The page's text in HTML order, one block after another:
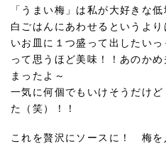
「うまい梅」は私が大好きな低
白ごはんにあわせるというよ
いお皿に１つ盛って出したいっ
って思うほど美味！！あのか
まったよ～
一気に何個でもいけそうだけ
た（笑）！！
これを贅沢にソースに！ 梅を